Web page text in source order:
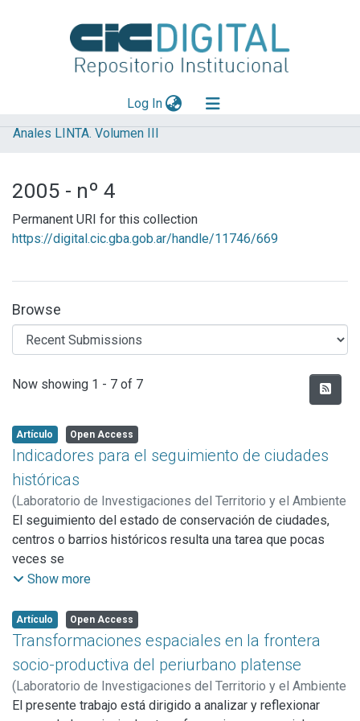
Log In(current)
Explorar
Aportar material
Statistics
Anales LINTA. Volumen III
2005 - nº 4
Permanent URI for this collection
https://digital.cic.gba.gob.ar/handle/11746/669
Browse
Recent Submissions
Now showing 1 - 7 of 7
Artículo Open Access
Indicadores para el seguimiento de ciudades
históricas
(Laboratorio de Investigaciones del Territorio y el Ambiente
(LINTA),2005) Conti, Alfredo Luis
El seguimiento del estado de conservación de ciudades,
centros o barrios históricos resulta una tarea que pocas
veces se
encara de manera continua y sistemática. A la vez, no
que permitan, de
una manera objetiva y comparable, arribar a diagnósticos de
situación para la evaluación del estado en un momento
determinado
y de los cambios desarrollados en el tiempo. El reciente
Informe Periódico sobre la aplicación de la Convención del
Show more
Artículo Open Access
Transformaciones espaciales en la frontera
socio-productiva del periurbano platense
(Laboratorio de Investigaciones del Territorio y el Ambiente
(LINTA),2005)Botana, María Inés;Pérez Ballari, Andrea
El presente trabajo está dirigido a analizar y reflexionar